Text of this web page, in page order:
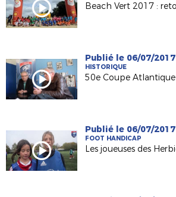
Publié le 06/07/2017
HISTORIQUE
Publié le 06/07/2017
FOOT HANDICAP